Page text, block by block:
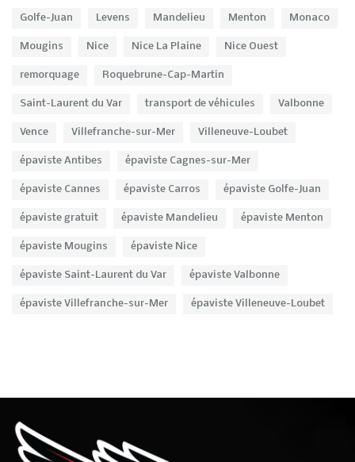
Golfe-Juan Levens Mandelieu Menton Monaco
Mougins Nice Nice La Plaine Nice Ouest
remorquage Roquebrune-Cap-Martin
Saint-Laurent du Var transport de véhicules Valbonne
Vence Villefranche-sur-Mer Villeneuve-Loubet
épaviste Antibes épaviste Cagnes-sur-Mer
épaviste Cannes épaviste Carros épaviste Golfe-Juan
épaviste gratuit épaviste Mandelieu épaviste Menton
épaviste Mougins épaviste Nice
épaviste Saint-Laurent du Var épaviste Valbonne
épaviste Villefranche-sur-Mer épaviste Villeneuve-Loubet